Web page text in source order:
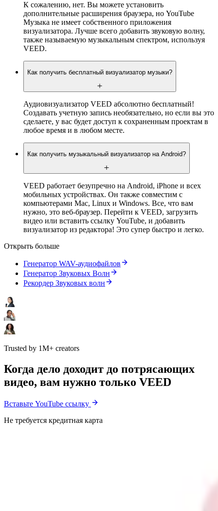
К сожалению, нет. Вы можете установить
дополнительные расширения браузера, но YouTube
Музыка не имеет собственного приложения
визуализатора. Лучше всего добавить звуковую волну,
также называемую музыкальным спектром, используя
VEED.
Как получить бесплатный визуализатор музыки?
Аудиовизуализатор VEED абсолютно бесплатный!
Создавать учетную запись необязательно, но если вы это
сделаете, у вас будет доступ к сохраненным проектам в
любое время и в любом месте.
Как получить музыкальный визуализатор на Android?
VEED работает безупречно на Android, iPhone и всех
мобильных устройствах. Он также совместим с
компьютерами Mac, Linux и Windows. Все, что вам
нужно, это веб-браузер. Перейти к VEED, загрузить
видео или вставить ссылку YouTube, и добавить
визуализатор из редактора! Это супер быстро и легко.
Открыть больше
Генератор WAV-аудиофайлов
Генератор Звуковых Волн
Рекордер Звуковых волн
Trusted by 1M+ creators
Когда дело доходит до потрясающих
видео, вам нужно только VEED
Вставьте YouTube ссылку
Не требуется кредитная карта